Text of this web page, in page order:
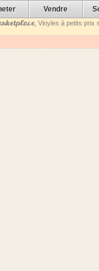
Vendre
, Vinyles à petits prix